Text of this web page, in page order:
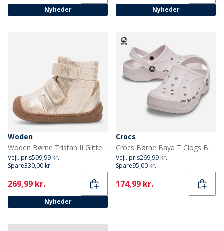
Nyheder Nyheder
Woden
Woden Børne Tristan II Glitter Støvler 045 Gold
Vejl. pris599,99 kr.
Spare330,00 kr.
Current
269,99 kr.
Nyheder
Crocs
Crocs Børne Baya T Clogs Barely Pink
Vejl. pris269,99 kr.
Spare95,00 kr.
Current
174,99 kr.